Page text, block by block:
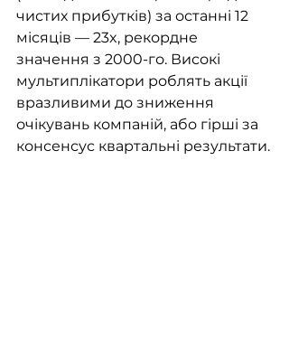
чистих прибутків) за останні 12
місяців — 23x, рекордне
значення з 2000-го. Високі
мультиплікатори роблять акції
вразливими до зниження
очікувань компаній, або гірші за
консенсус квартальні результати.